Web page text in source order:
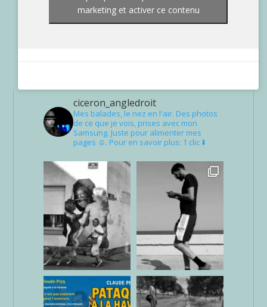
marketing et activer ce contenu
ciceron_angledroit
Mes balades, le nez en l'air. Des photos
de ce que je vois, prises avec mon
Samsung. Juste pour alimenter mes
pages ☺. Pour en savoir plus: 1 clic ⬇️